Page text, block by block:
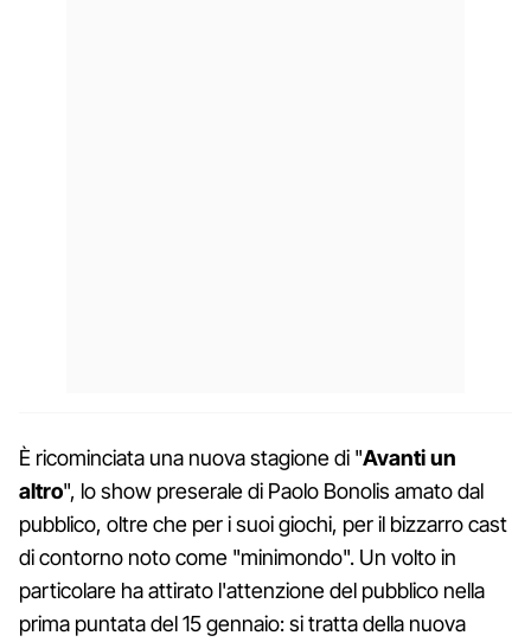
È ricominciata una nuova stagione di "Avanti un
altro", lo show preserale di Paolo Bonolis amato dal
pubblico, oltre che per i suoi giochi, per il bizzarro cast
di contorno noto come "minimondo". Un volto in
particolare ha attirato l'attenzione del pubblico nella
prima puntata del 15 gennaio: si tratta della nuova